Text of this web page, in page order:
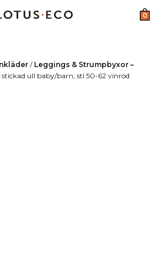
0
/ Leggings & Strumpbyxor –
stickad ull baby/barn, stl 50-62 vinröd